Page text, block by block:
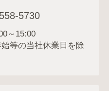
5730
～15:00
始等の当社休業日を除